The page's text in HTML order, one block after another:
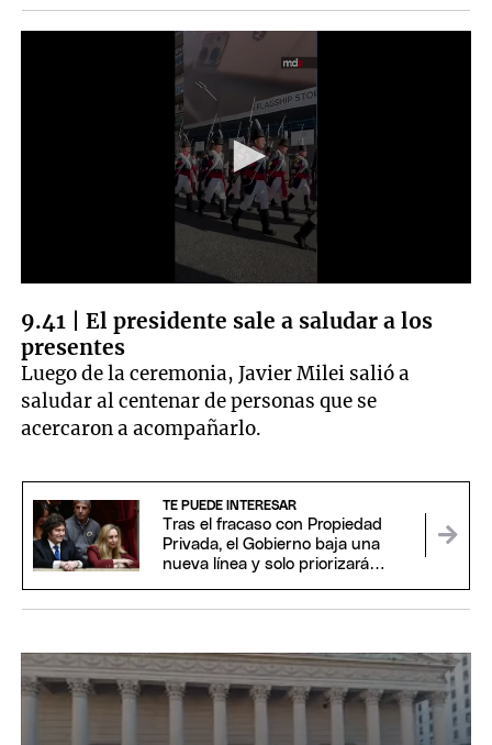
seconds
of
23
seconds
9.41 | El presidente sale a saludar a los
presentes
Luego de la ceremonia, Javier Milei salió a
saludar al centenar de personas que se
acercaron a acompañarlo.
TE PUEDE INTERESAR
Tras el fracaso con Propiedad
Privada, el Gobierno baja una
nueva línea y solo priorizará